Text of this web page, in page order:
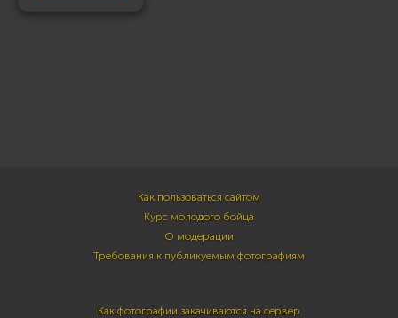
Как пользоваться сайтом
Курс молодого бойца
О модерации
Требования к публикуемым фотографиям
Как фотографии закачиваются на сервер